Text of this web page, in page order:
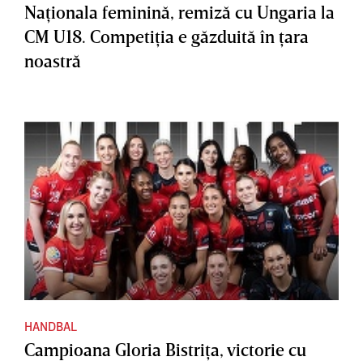
Naţionala feminină, remiză cu Ungaria la
CM U18. Competiţia e găzduită în ţara
noastră
HANDBAL
Campioana Gloria Bistriţa, victorie cu